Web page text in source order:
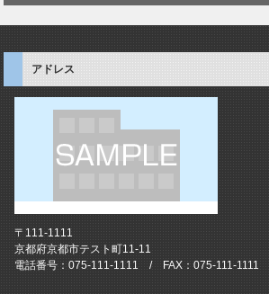
アドレス
〒111-1111
京都府京都市テスト町11-11
電話番号：075-111-1111 / FAX：075-111-1111